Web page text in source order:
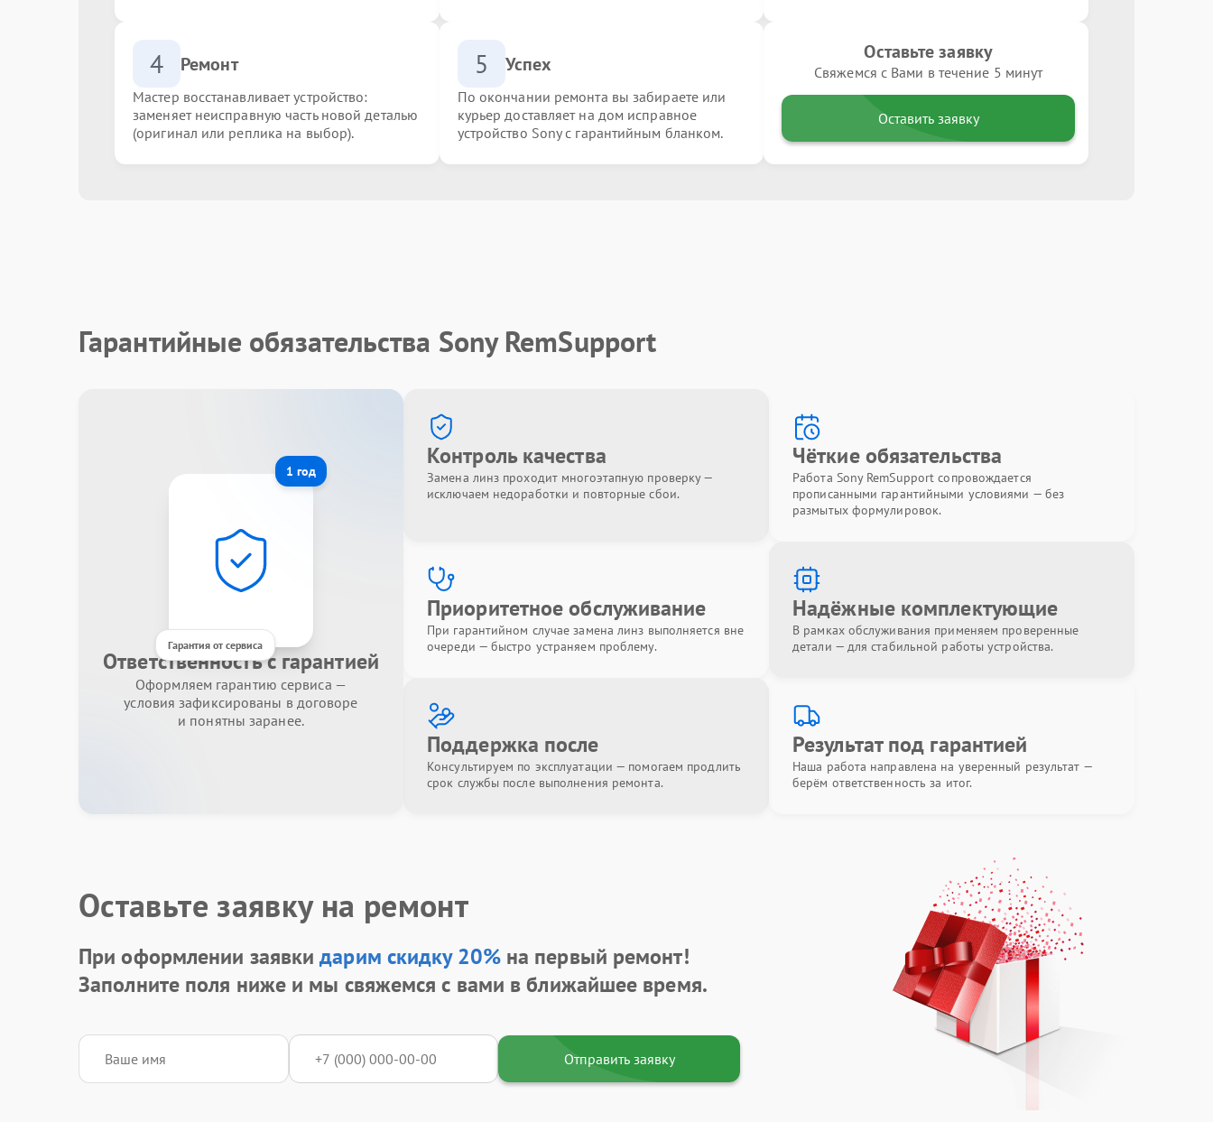
4 Ремонт
Мастер восстанавливает устройство:
заменяет неисправную часть новой деталью
(оригинал или реплика на выбор).
5 Успех
По окончании ремонта вы забираете или
курьер доставляет на дом исправное
устройство Sony с гарантийным бланком.
Оставьте заявку
Свяжемся с Вами в течение 5 минут
Оставить заявку
Гарантийные обязательства Sony RemSupport
1 год
Гарантия от сервиса
Ответственность с гарантией
Оформляем гарантию сервиса —
условия зафиксированы в договоре
и понятны заранее.
Контроль качества
Замена линз проходит многоэтапную проверку —
исключаем недоработки и повторные сбои.
Чёткие обязательства
Работа Sony RemSupport сопровождается
прописанными гарантийными условиями — без
размытых формулировок.
Приоритетное обслуживание
При гарантийном случае замена линз выполняется вне
очереди — быстро устраняем проблему.
Надёжные комплектующие
В рамках обслуживания применяем проверенные
детали — для стабильной работы устройства.
Поддержка после
Консультируем по эксплуатации — помогаем продлить
срок службы после выполнения ремонта.
Результат под гарантией
Наша работа направлена на уверенный результат —
берём ответственность за итог.
Оставьте заявку на ремонт
При оформлении заявкидарим скидку 20%на первый ремонт!
Заполните поля ниже и мы свяжемся с вами в ближайшее время.
Отправить заявку